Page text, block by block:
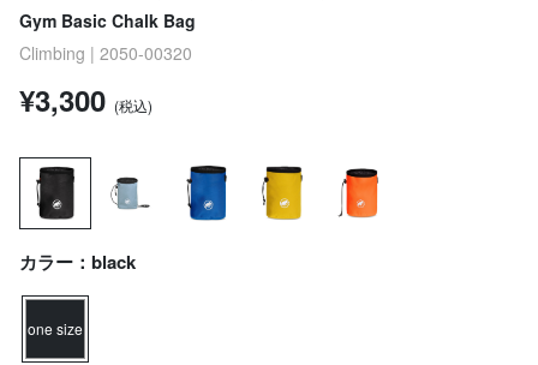
Gym Basic Chalk Bag
Climbing | 2050-00320
¥3,300 (税込)
カラー：black
one size